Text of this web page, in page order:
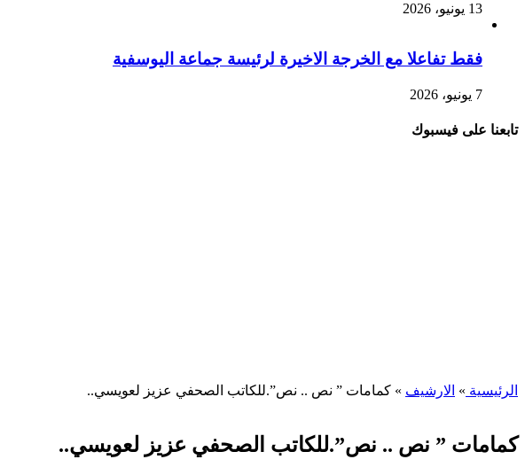
13 يونيو، 2026
فقط تفاعلا مع الخرجة الاخيرة لرئيسة جماعة اليوسفية
7 يونيو، 2026
تابعنا على فيسبوك
الرئيسية » الارشيف » كمامات ” نص .. نص”.للكاتب الصحفي عزيز لعويسي..
كمامات ” نص .. نص”.للكاتب الصحفي عزيز لعويسي..